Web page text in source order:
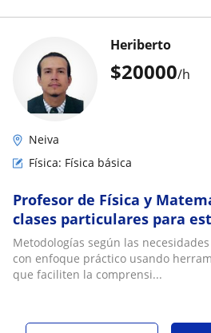
$20000/h
Heriberto
Neiva
Física: Física básica
Profesor de Física y
clases particulares para
secundaria y superior.
online
Metodologías según las
con enfoque práctico usando
que faciliten la comprensi...